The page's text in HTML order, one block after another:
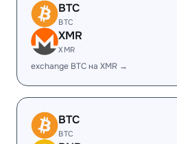
BTC
BTC
XMR
XMR
exchange BTC на XMR →
BTC
BTC